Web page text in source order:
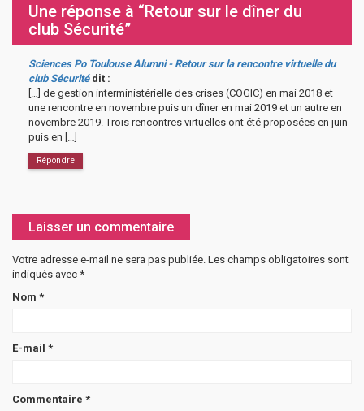
Une réponse à “Retour sur le dîner du
club Sécurité”
Sciences Po Toulouse Alumni - Retour sur la rencontre virtuelle du
club Sécurité dit :
[…] de gestion interministérielle des crises (COGIC) en mai 2018 et
une rencontre en novembre puis un dîner en mai 2019 et un autre en
novembre 2019. Trois rencontres virtuelles ont été proposées en juin
puis en […]
Répondre
Laisser un commentaire
Votre adresse e-mail ne sera pas publiée. Les champs obligatoires sont
indiqués avec *
Nom *
E-mail *
Commentaire *